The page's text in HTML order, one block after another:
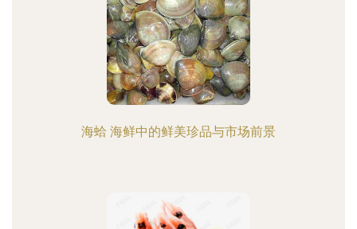
海蛤 海鲜中的鲜美珍品与市场前景